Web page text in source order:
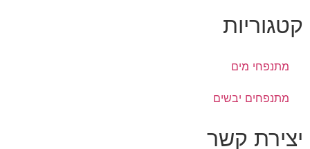
קטגוריות
מתנפחי מים
מתנפחים יבשים
יצירת קשר